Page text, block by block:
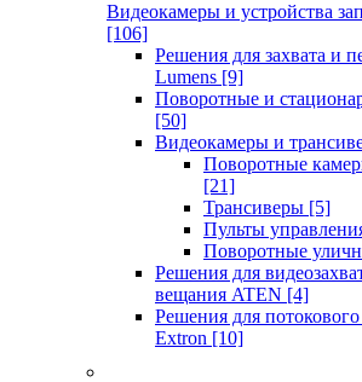
Видеокамеры и устройства
[106]
Решения для захвата и
Lumens [9]
Поворотные и
[50]
Видеокамеры и
Поворотные
[21]
Трансиверы [5]
Пульты
Поворотные
Решения для
вещания ATEN [4]
Решения для
Extron [10]